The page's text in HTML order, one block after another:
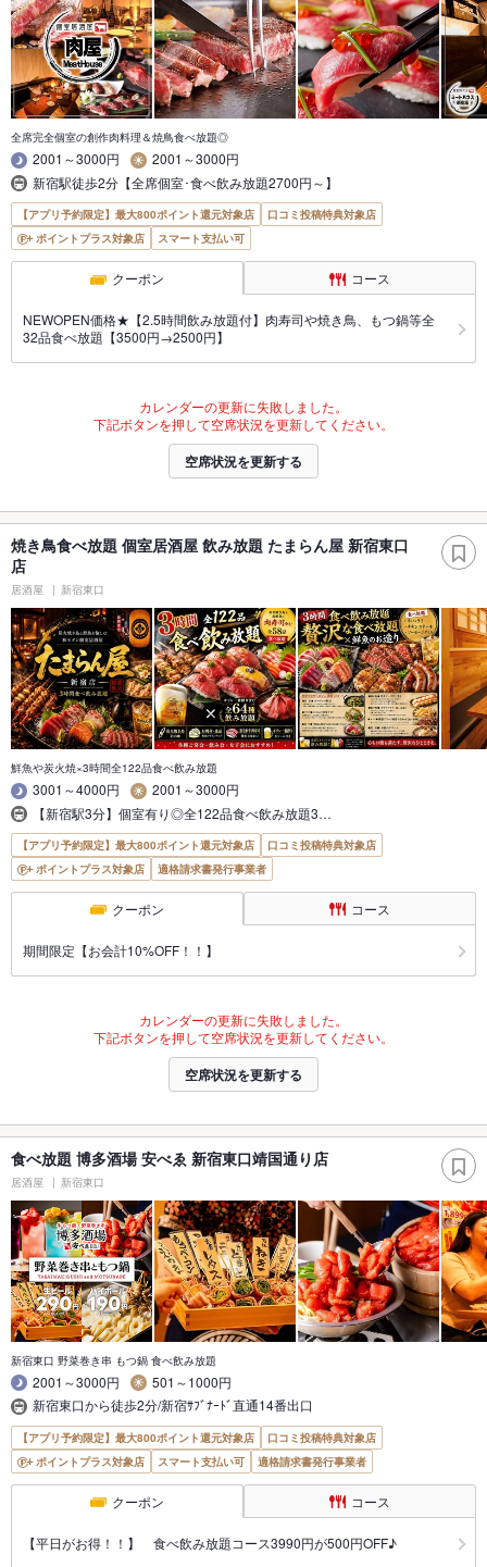
全席完全個室の創作肉料理＆焼鳥食べ放題◎
2001～3000円
2001～3000円
新宿駅徒歩2分【全席個室･食べ飲み放題2700円～】
【アプリ予約限定】最大800ポイント還元対象店
口コミ投稿特典対象店
ポイントプラス対象店
スマート支払い可
クーポン コース
NEWOPEN価格★【2.5時間飲み放題付】肉寿司や焼き鳥、もつ鍋等全
32品食べ放題【3500円→2500円】
カレンダーの更新に失敗しました。
下記ボタンを押して空席状況を更新してください。
空席状況を更新する
焼き鳥食べ放題 個室居酒屋 飲み放題 たまらん屋 新宿東口
店
居酒屋 新宿東口
鮮魚や炭火焼×3時間全122品食べ飲み放題
3001～4000円
2001～3000円
【新宿駅3分】個室有り◎全122品食べ飲み放題3…
【アプリ予約限定】最大800ポイント還元対象店
口コミ投稿特典対象店
ポイントプラス対象店
適格請求書発行事業者
クーポン コース
期間限定【お会計10%OFF！！】
カレンダーの更新に失敗しました。
下記ボタンを押して空席状況を更新してください。
空席状況を更新する
食べ放題 博多酒場 安べゑ 新宿東口靖国通り店
居酒屋 新宿東口
新宿東口 野菜巻き串 もつ鍋 食べ飲み放題
2001～3000円
501～1000円
新宿東口から徒歩2分/新宿ｻﾌﾞﾅｰﾄﾞ直通14番出口
【アプリ予約限定】最大800ポイント還元対象店
口コミ投稿特典対象店
ポイントプラス対象店
スマート支払い可 適格請求書発行事業者
クーポン コース
【平日がお得！！】 食べ飲み放題コース3990円が500円OFF♪